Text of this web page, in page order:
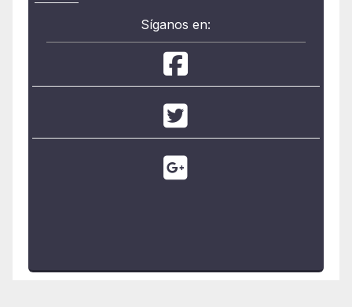
Síganos en: